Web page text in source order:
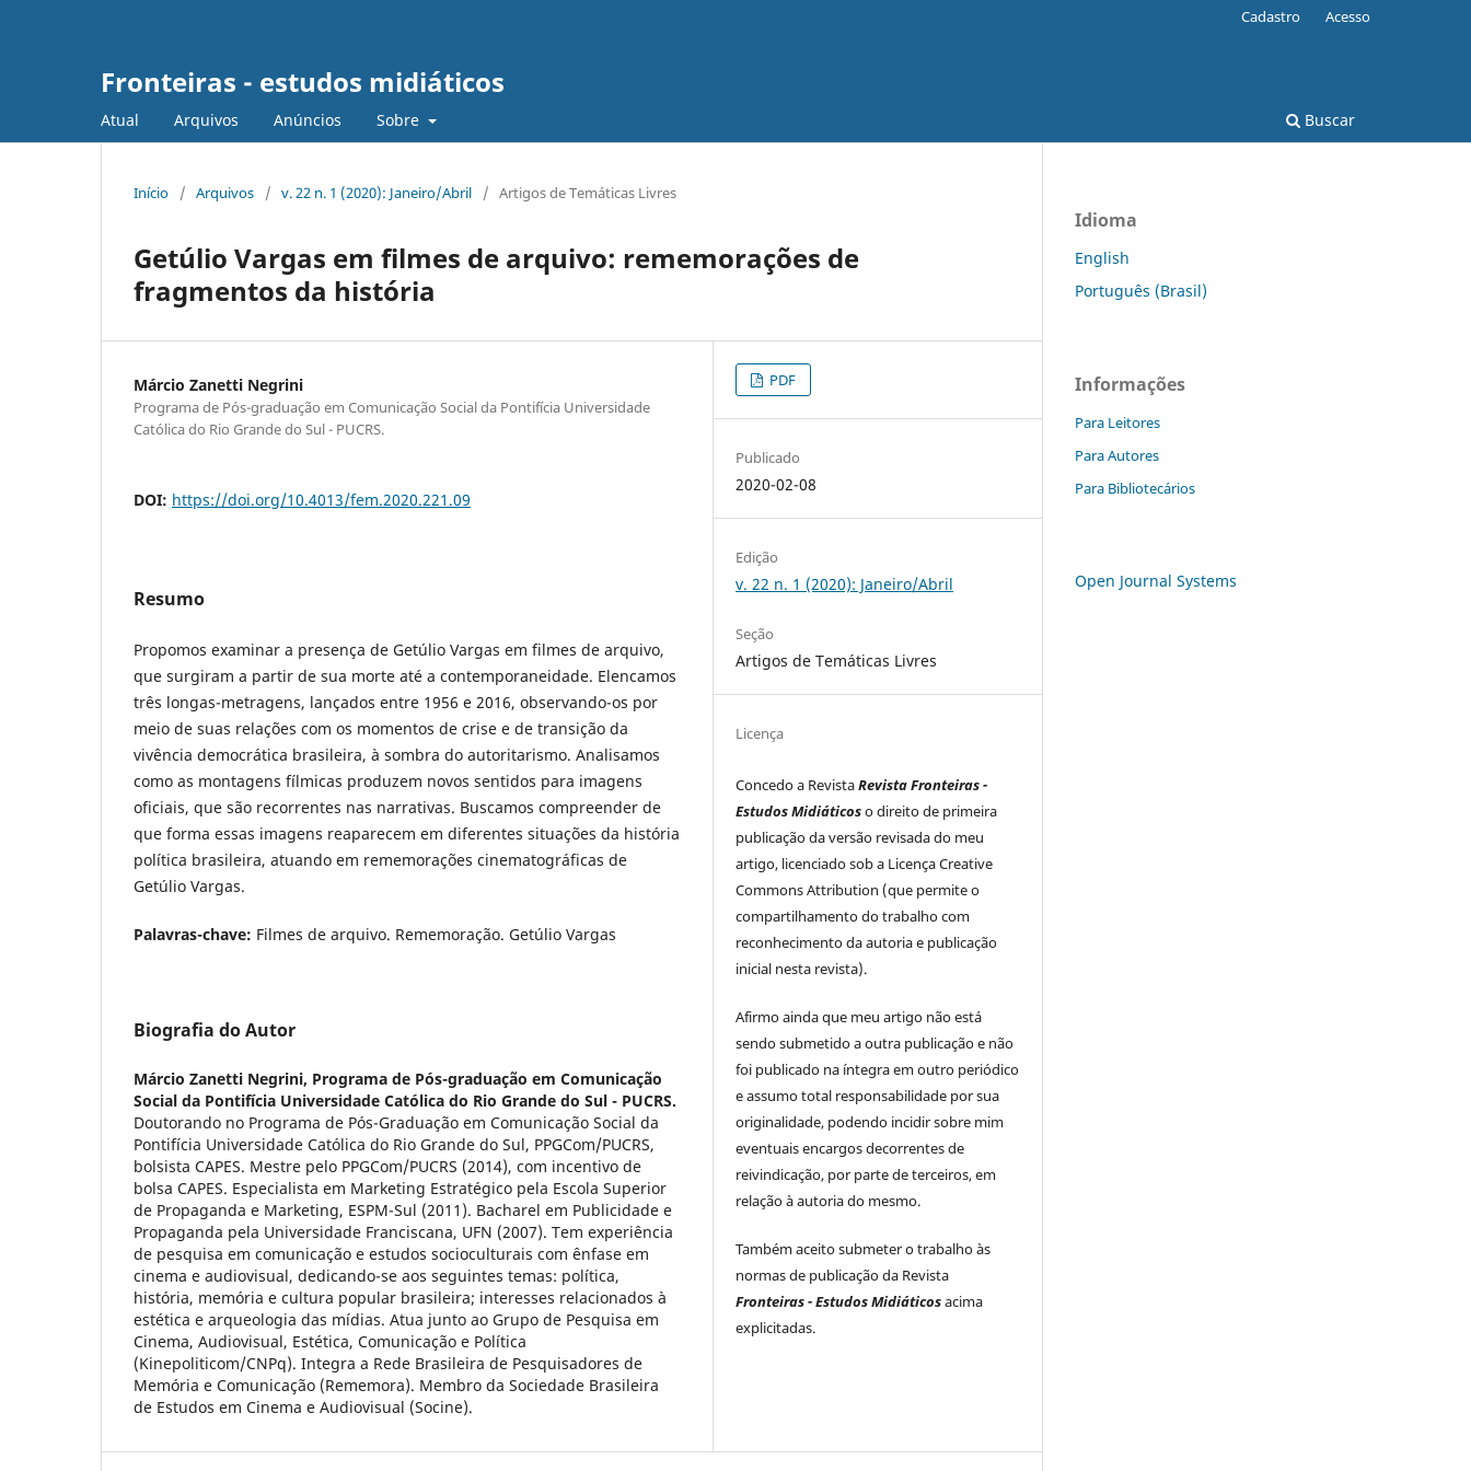
Fronteiras - estudos midiáticos
Atual Arquivos Anúncios Sobre Buscar
Cadastro Acesso
Início / Arquivos / v. 22 n. 1 (2020): Janeiro/Abril / Artigos de Temáticas Livres
Getúlio Vargas em filmes de arquivo: rememorações de
fragmentos da história
Márcio Zanetti Negrini
Programa de Pós-graduação em Comunicação Social da Pontifícia Universidade
Católica do Rio Grande do Sul - PUCRS.
DOI: https://doi.org/10.4013/fem.2020.221.09
Resumo
Propomos examinar a presença de Getúlio Vargas em filmes de arquivo,
que surgiram a partir de sua morte até a contemporaneidade. Elencamos
três longas-metragens, lançados entre 1956 e 2016, observando-os por
meio de suas relações com os momentos de crise e de transição da
vivência democrática brasileira, à sombra do autoritarismo. Analisamos
como as montagens fílmicas produzem novos sentidos para imagens
oficiais, que são recorrentes nas narrativas. Buscamos compreender de
que forma essas imagens reaparecem em diferentes situações da história
política brasileira, atuando em rememorações cinematográficas de
Getúlio Vargas.
Palavras-chave: Filmes de arquivo. Rememoração. Getúlio Vargas
Biografia do Autor
Márcio Zanetti Negrini, Programa de Pós-graduação em Comunicação
Social da Pontifícia Universidade Católica do Rio Grande do Sul - PUCRS.
Doutorando no Programa de Pós-Graduação em Comunicação Social da
Pontifícia Universidade Católica do Rio Grande do Sul, PPGCom/PUCRS,
bolsista CAPES. Mestre pelo PPGCom/PUCRS (2014), com incentivo de
bolsa CAPES. Especialista em Marketing Estratégico pela Escola Superior
de Propaganda e Marketing, ESPM-Sul (2011). Bacharel em Publicidade e
Propaganda pela Universidade Franciscana, UFN (2007). Tem experiência
de pesquisa em comunicação e estudos socioculturais com ênfase em
cinema e audiovisual, dedicando-se aos seguintes temas: política,
história, memória e cultura popular brasileira; interesses relacionados à
estética e arqueologia das mídias. Atua junto ao Grupo de Pesquisa em
Cinema, Audiovisual, Estética, Comunicação e Política
(Kinepoliticom/CNPq). Integra a Rede Brasileira de Pesquisadores de
Memória e Comunicação (Rememora). Membro da Sociedade Brasileira
de Estudos em Cinema e Audiovisual (Socine).
PDF
Publicado
2020-02-08
Edição
v. 22 n. 1 (2020): Janeiro/Abril
Seção
Artigos de Temáticas Livres
Licença
Concedo a RevistaRevista Fronteiras -
Estudos Midiáticoso direito de primeira
publicação da versão revisada do meu
artigo, licenciado sob a Licença Creative
Commons Attribution (que permite o
compartilhamento do trabalho com
reconhecimento da autoria e publicação
inicial nesta revista).
Afirmo ainda que meu artigo não está
sendo submetido a outra publicação e não
foi publicado na íntegra em outro periódico
e assumo total responsabilidade por sua
originalidade, podendo incidir sobre mim
eventuais encargos decorrentes de
reivindicação, por parte de terceiros, em
relação à autoria do mesmo.
Também aceito submeter o trabalho às
normas de publicação da Revista
Fronteiras - Estudos Midiáticosacima
explicitadas.
Idioma
English
Português (Brasil)
Informações
Para Leitores
Para Autores
Para Bibliotecários
Open Journal Systems